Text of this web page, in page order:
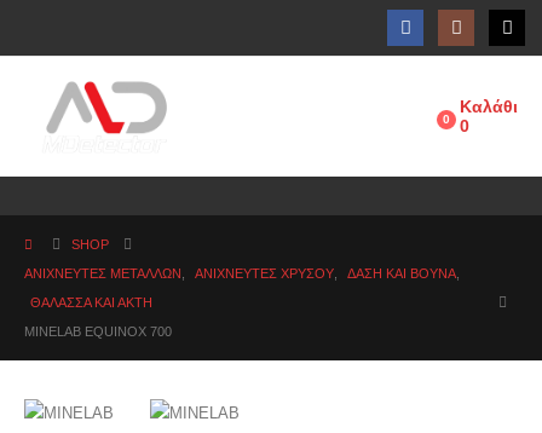
0
Καλάθι
0
SHOP
ΑΝΙΧΝΕΥΤΕΣ ΜΕΤΑΛΛΩΝ
ΑΝΙΧΝΕΥΤΈΣ ΧΡΥΣΟΎ ΔΆΣΗ ΚΑΙ ΒΟΥΝΆ
ΘΆΛΑΣΣΑ ΚΑΙ ΑΚΤΉ
MINELAB EQUINOX 700